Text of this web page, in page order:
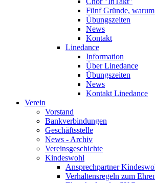
Fünf Gründe,
Übungszeiten
News
Kontakt
Linedance
Information
Über Linedance
Übungszeiten
News
Kontakt Linedance
Verein
Vorstand
Bankverbindungen
Geschäftsstelle
News - Archiv
Vereinsgeschichte
Kindeswohl
Ansprechpartner
Verhaltensregeln zum